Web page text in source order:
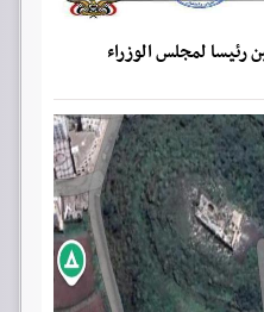
رئيسا لمجلس الوزراء